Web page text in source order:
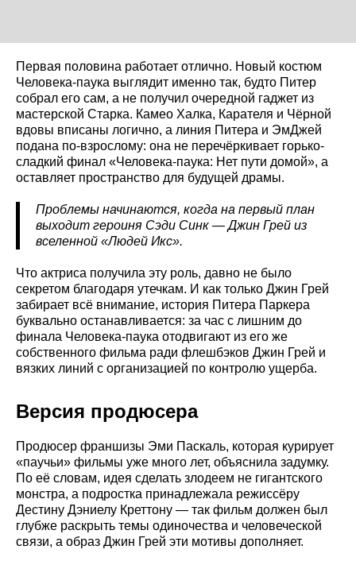
Первая половина работает отлично. Новый костюм
Человека-паука выглядит именно так, будто Питер
собрал его сам, а не получил очередной гаджет из
мастерской Старка. Камео Халка, Карателя и Чёрной
вдовы вписаны логично, а линия Питера и ЭмДжей
подана по-взрослому: она не перечёркивает горько-
сладкий финал «Человека-паука: Нет пути домой», а
оставляет пространство для будущей драмы.
Проблемы начинаются, когда на первый план
выходит героиня Сэди Синк — Джин Грей из
вселенной «Людей Икс».
Что актриса получила эту роль, давно не было
секретом благодаря утечкам. И как только Джин Грей
забирает всё внимание, история Питера Паркера
буквально останавливается: за час с лишним до
финала Человека-паука отодвигают из его же
собственного фильма ради флешбэков Джин Грей и
вязких линий с организацией по контролю ущерба.
Версия продюсера
Продюсер франшизы Эми Паскаль, которая курирует
«паучьи» фильмы уже много лет, объяснила задумку.
По её словам, идея сделать злодеем не гигантского
монстра, а подростка принадлежала режиссёру
Дестину Дэниелу Креттону — так фильм должен был
глубже раскрыть темы одиночества и человеческой
связи, а образ Джин Грей эти мотивы дополняет.